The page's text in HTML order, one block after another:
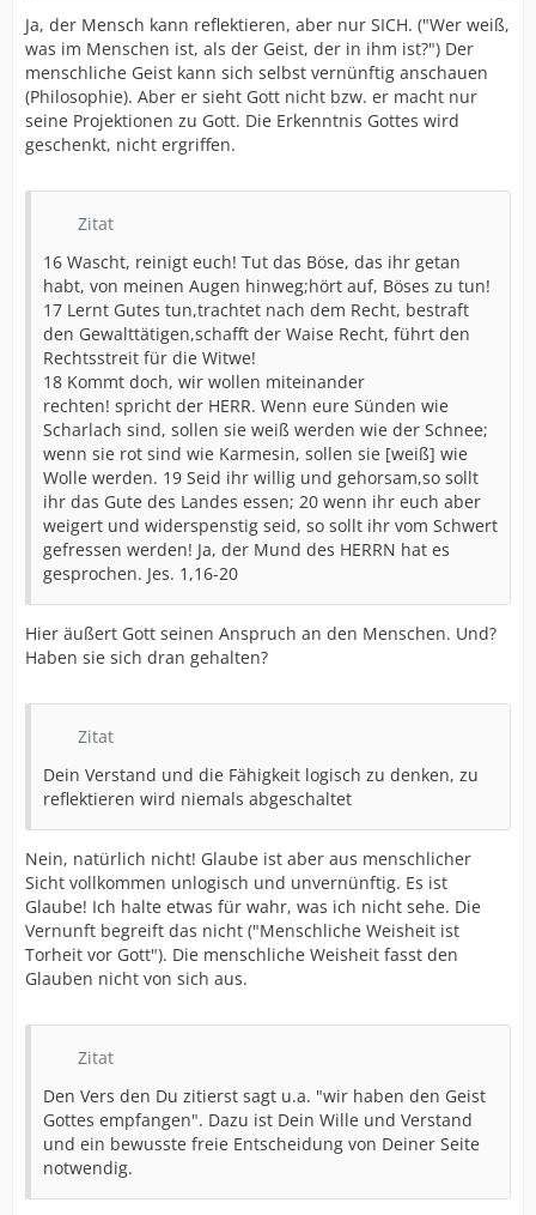
Ja, der Mensch kann reflektieren, aber nur SICH. ("Wer weiß,
was im Menschen ist, als der Geist, der in ihm ist?") Der
menschliche Geist kann sich selbst vernünftig anschauen
(Philosophie). Aber er sieht Gott nicht bzw. er macht nur
seine Projektionen zu Gott. Die Erkenntnis Gottes wird
geschenkt, nicht ergriffen.
Zitat
16 Wascht, reinigt euch! Tut das Böse, das ihr getan
habt, von meinen Augen hinweg;hört auf, Böses zu tun!
17 Lernt Gutes tun,trachtet nach dem Recht, bestraft
den Gewalttätigen,schafft der Waise Recht, führt den
Rechtsstreit für die Witwe!
18 Kommt doch, wir wollen miteinander
rechten! spricht der HERR. Wenn eure Sünden wie
Scharlach sind, sollen sie weiß werden wie der Schnee;
wenn sie rot sind wie Karmesin, sollen sie [weiß] wie
Wolle werden. 19 Seid ihr willig und gehorsam,so sollt
ihr das Gute des Landes essen; 20 wenn ihr euch aber
weigert und widerspenstig seid, so sollt ihr vom Schwert
gefressen werden! Ja, der Mund des HERRN hat es
gesprochen. Jes. 1,16-20
Hier äußert Gott seinen Anspruch an den Menschen. Und?
Haben sie sich dran gehalten?
Zitat
Dein Verstand und die Fähigkeit logisch zu denken, zu
reflektieren wird niemals abgeschaltet
Nein, natürlich nicht! Glaube ist aber aus menschlicher
Sicht vollkommen unlogisch und unvernünftig. Es ist
Glaube! Ich halte etwas für wahr, was ich nicht sehe. Die
Vernunft begreift das nicht ("Menschliche Weisheit ist
Torheit vor Gott"). Die menschliche Weisheit fasst den
Glauben nicht von sich aus.
Zitat
Den Vers den Du zitierst sagt u.a. "wir haben den Geist
Gottes empfangen". Dazu ist Dein Wille und Verstand
und ein bewusste freie Entscheidung von Deiner Seite
notwendig.